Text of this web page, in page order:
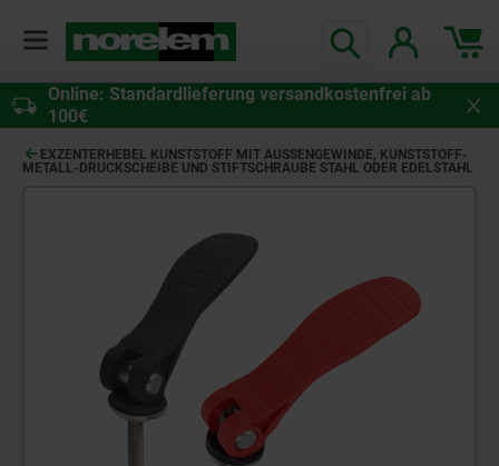
Online: Standardlieferung versandkostenfrei ab
100€
EXZENTERHEBEL KUNSTSTOFF MIT AUSSENGEWINDE, KUNSTSTOFF-M
ETALL-DRUCKSCHEIBE UND STIFTSCHRAUBE STAHL ODER EDELSTAHL